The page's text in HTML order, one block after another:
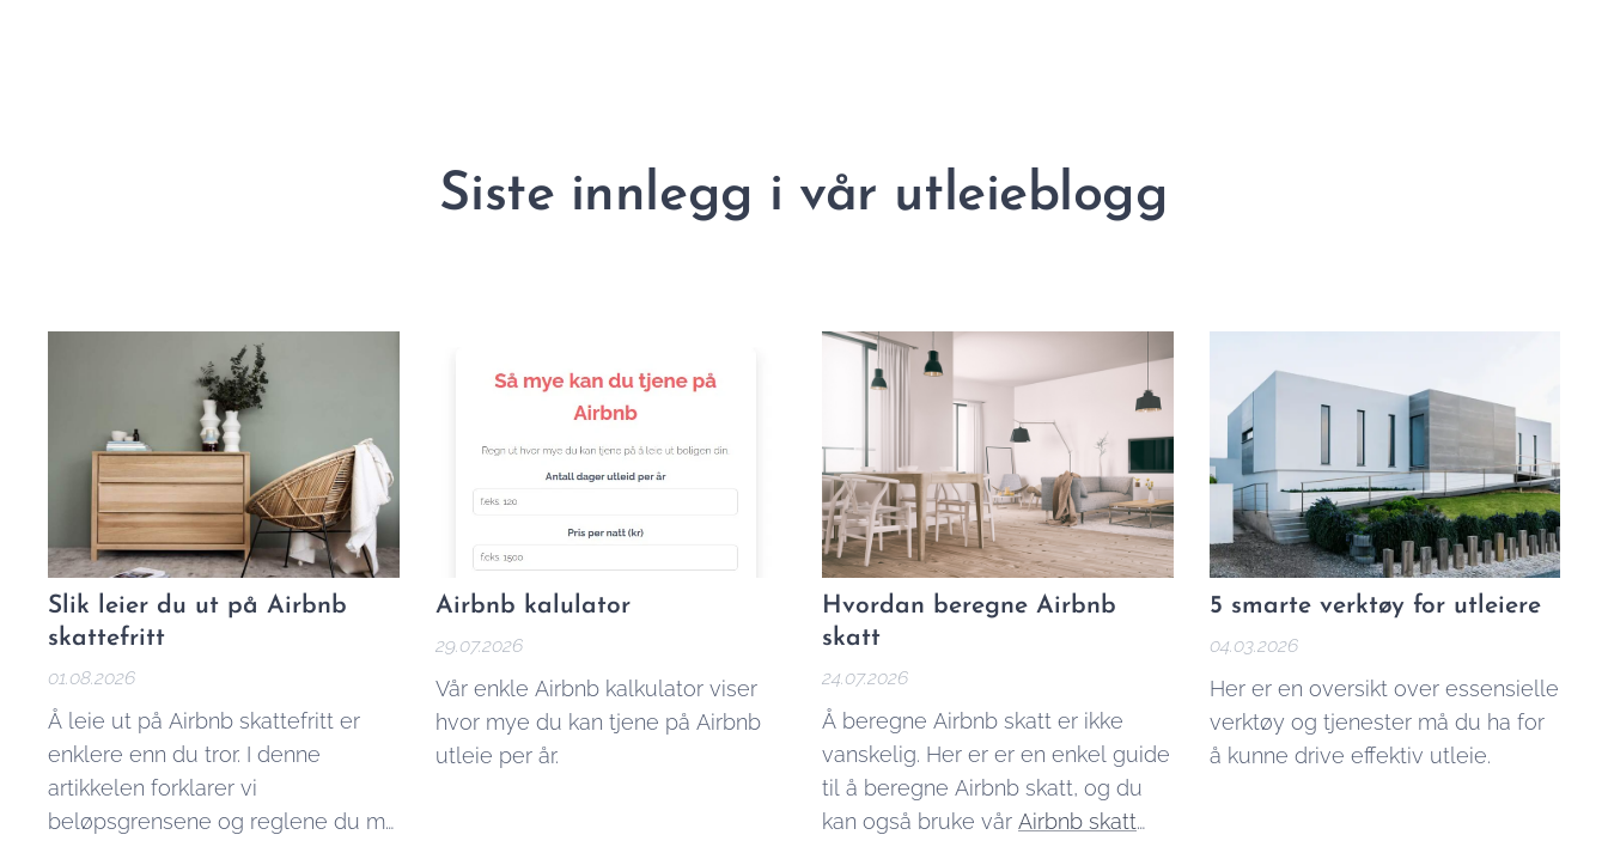
Siste innlegg i vår utleieblogg
Slik leier du ut på Airbnb
skattefritt
01.08.2026
Å leie ut på Airbnb skattefritt er
enklere enn du tror. I denne
artikkelen forklarer vi
beløpsgrensene og reglene du må
Airbnb kalulator
29.07.2026
Vår enkle Airbnb kalkulator viser
hvor mye du kan tjene på Airbnb
utleie per år.
Hvordan beregne Airbnb
skatt
24.07.2026
Å beregne Airbnb skatt er ikke
vanskelig. Her er er en enkel guide
til å beregne Airbnb skatt, og du
kan også bruke vår Airbnb skatt
5 smarte verktøy for utleiere
04.03.2026
Her er en oversikt over essensielle
verktøy og tjenester må du ha for
å kunne drive effektiv utleie.